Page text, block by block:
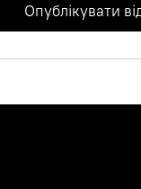
Опублікувати